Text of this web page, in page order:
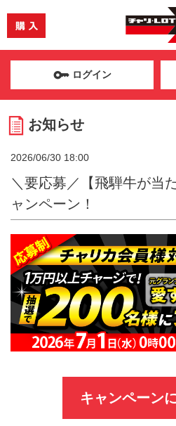
ログイン
お知らせ
2026/06/30 18:00
＼要応募／【飛騨牛が当
ャンペーン！
キャンペーン